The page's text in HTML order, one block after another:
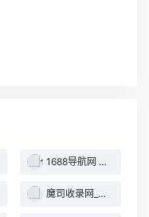
1688导航网 - 技术导航 - 名站网址 - 名站导航 - 免费外链 - 免费收录网站
魔司收录网_分类目录网_免费网站目录_网站收录_网址提交_免费收录网站